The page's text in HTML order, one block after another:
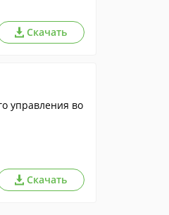
Скачать
управления во
Скачать